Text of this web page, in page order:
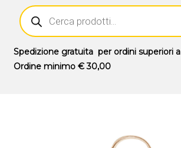
Outlet
Prodotti
Novità
Ricerca
prodotti
Spedizione gratuitaper ordini superiori a
Ordine minimo € 30,00